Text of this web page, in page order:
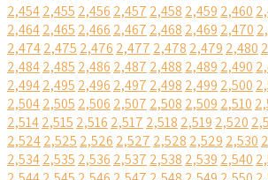
2,4542,455 2,456 2,457 2,458 2,459 2,460
2,4642,465 2,466 2,467 2,468 2,469 2,470
2,4742,475 2,476 2,477 2,478 2,479 2,480
2,4842,485 2,486 2,487 2,488 2,489 2,490
2,4942,495 2,496 2,497 2,498 2,499 2,500
2,5042,505 2,506 2,507 2,508 2,509 2,510
2,5142,515 2,516 2,517 2,518 2,519 2,520
2,5242,525 2,526 2,527 2,528 2,529 2,530
2,5342,535 2,536 2,537 2,538 2,539 2,540